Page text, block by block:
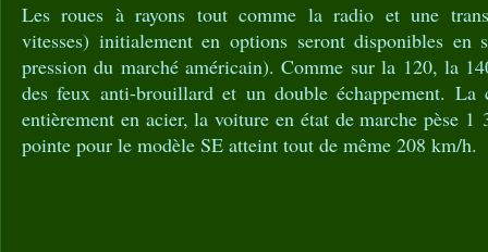
Les roues à rayons tout comme la radio et une
vitesses) initialement en options seront disponibles en
pression du marché américain). Comme sur la 120, la
des feux anti-brouillard et un double échappement. La
entièrement en acier, la voiture en état de marche pèse
pointe pour le modèle SE atteint tout de même 208 km/h.